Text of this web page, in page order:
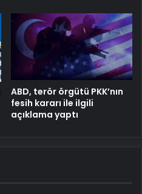
ABD, terör örgütü PKK’nın
fesih kararı ile ilgili
açıklama yaptı